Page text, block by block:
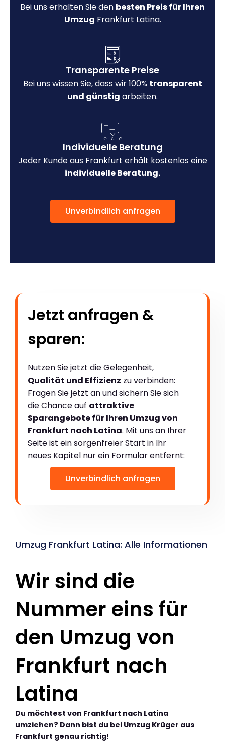
Bei uns erhalten Sie den besten Preis für Ihren
Umzug Frankfurt Latina.
Transparente Preise
Bei uns wissen Sie, dass wir 100% transparent
und günstig arbeiten.
Individuelle Beratung
Jeder Kunde aus Frankfurt erhält kostenlos eine
individuelle Beratung.
Unverbindlich anfragen
Jetzt anfragen &
sparen:
Nutzen Sie jetzt die Gelegenheit,
Qualität und Effizienz zu verbinden:
Fragen Sie jetzt an und sichern Sie sich
die Chance auf attraktive
Sparangebote für Ihren Umzug von
Frankfurt nach Latina. Mit uns an Ihrer
Seite ist ein sorgenfreier Start in Ihr
neues Kapitel nur ein Formular entfernt:
Unverbindlich anfragen
Umzug Frankfurt Latina: Alle Informationen
Wir sind die
Nummer eins für
den Umzug von
Frankfurt nach
Latina
Du möchtest von Frankfurt nach Latina
umziehen? Dann bist du bei Umzug Krüger aus
Frankfurt genau richtig!